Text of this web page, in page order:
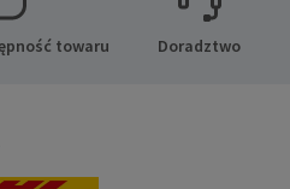
mail@rampa.com
towaru Doradztwo